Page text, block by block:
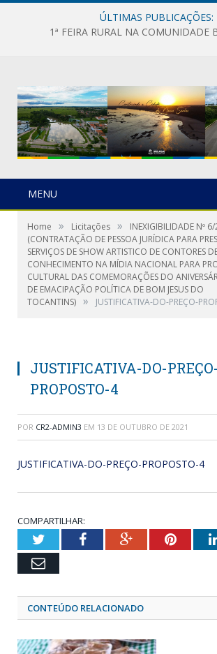
ÚLTIMAS PUBLICAÇÕES:
1ª FEIRA RURAL NA COMUNIDADE
MENU
Home » Licitações »
INEXIGIBILIDADE Nº
(CONTRATAÇÃO DE PESSOA JURÍDICA PARA
SERVIÇOS DE SHOW ARTISTICO DE CONTORES
CONHECIMENTO NA MÍDIA NACIONAL PARA
CULTURAL DAS COMEMORAÇÕES DO
DE EMACIPAÇÃO POLÍTICA DE BOM JESUS DO
TOCANTINS) » JUSTIFICATIVA-DO-PREÇO-
JUSTIFICATIVA-DO-PREÇO-
PROPOSTO-4
POR CR2-ADMIN3 EM 13 DE OUTUBRO DE 2021
JUSTIFICATIVA-DO-PREÇO-PROPOSTO-4
COMPARTILHAR:
TwitterFacebookGoogle+
Email
CONTEÚDO RELACIONADO